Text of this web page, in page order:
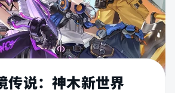
传说：神木新世界